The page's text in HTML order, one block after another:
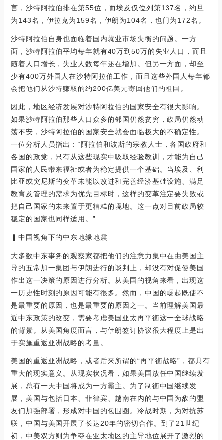
言，沙特阿拉伯排在第55位，而埃及仅位列第137名，约旦
为143名，伊拉克为159名，伊朗为104名，也门为172名。
沙特阿拉伯自身也面临着国内就业市场失衡的问题。一方
面，沙特阿拉伯平均每年就有40万到50万的失业人口，而且
随着人口增长，失业人数每年还在增加。但另一方面，却至
少有400万外国人在沙特阿拉伯工作，而且这些外国人每年都
会把他们从沙特赚取的约200亿美元寄回他们的祖国。
因此，地区经济发展对沙特阿拉伯的国家安全有很大影响。
如果沙特阿拉伯那些人口众多的邻国仍然贫穷，政局仍然动
荡不安，沙特阿拉伯的国家安全就会面临极大的不确定性。
一位分析人员指出：“阿拉伯和波斯的宗教人士，各国政府和
各国的政党，只有从这些现实中吸取经验教训，才能为自己
国家的人民带来福祉或者为稳定提供一个基础。当埃及、利
比亚或突尼斯的变革未能以改进和完善经济基础设施、满足
教育及管理的需求为优先目标时，这样的变革注定要失败或
把自己国家的未来置于更糟糕的境地。这一点对目前政局较
稳定的国家也同样适用。”
▍中国视角下的中东地缘地震
大多数中东事务的观察家都把他们的注意力集中在由美国主
导的五常加一集团与伊朗进行的谈判上，却没有对促使美国
作出这一决策的原因进行分析。从美国的视角来看，出现这
一历史性时刻的原因可能有很多。然而，中国的崛起既使不
是最重要的原因，也是最重要的原因之一。当前理解美国最
近中东政策的改变，需要考虑美国亚太再平衡这一全球战略
的背景。从美国角度而言，与伊朗签订协议很大程度上是出
于实施重返亚洲战略的考量。
美国的重返亚洲战略，或者后来所谓的“再平衡战略”，都具有
重大的现实意义。从现实状况看，如果美国放任中国继续发
展，总有一天中国将成为一方霸主。为了制衡中国继续发
展，美国与包括日本、菲律宾、越南在内的与中国为敌的盟
友们加强部署，形成对中国的包围圈。冷战时期，为对抗苏
联，中国与美国开展了长达20年的密切合作。到了21世纪
初，中美双方则为争夺在亚太地区的主导地位展开了激烈的